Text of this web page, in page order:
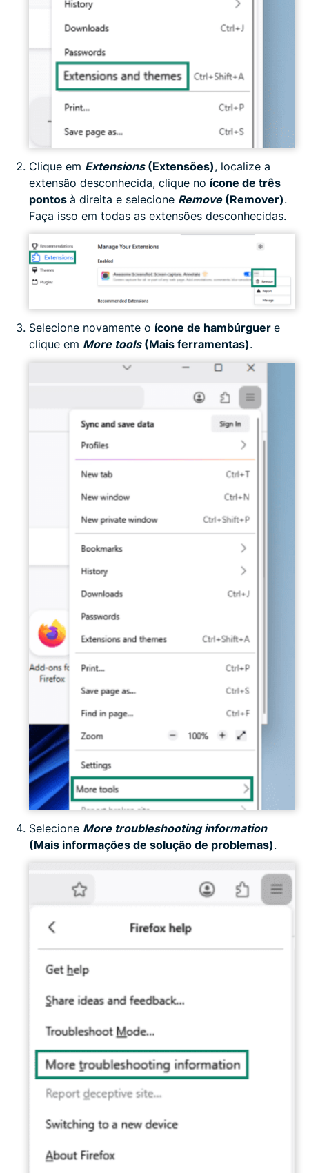
Clique em Extensions (Extensões), localize a
extensão desconhecida, clique no ícone de três
pontos à direita e selecione Remove (Remover).
Faça isso em todas as extensões desconhecidas.
Selecione novamente o ícone de hambúrguer e
clique em More tools (Mais ferramentas).
Selecione More troubleshooting information
(Mais informações de solução de problemas).